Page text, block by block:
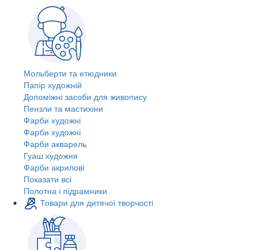
Мольберти та етюдники
Папір художній
Допоміжні засоби для живопису
Пензли та мастихіни
Фарби художні
Фарби художні
Фарби акварель
Гуаш художня
Фарби акрилові
Показати всі
Полотна і підрамники
Товари для дитячої творчості